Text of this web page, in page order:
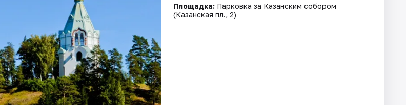
Площадка: Парковка за Казанским собором
(Казанская пл., 2)